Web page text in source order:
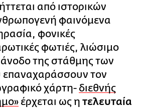
από ιστορικών
φαινόμενα
φονικές
φωτιές, λιώσιμο
της στάθμης των
τον
χάρτη- διεθνής
έρχεται ως η τελευταία